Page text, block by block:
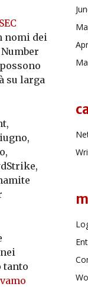
nomi dei
su larga
tanto